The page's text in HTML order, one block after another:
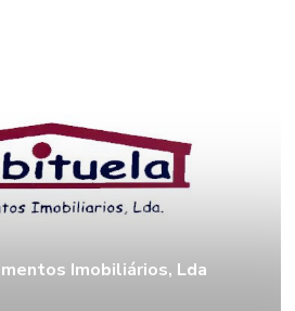
Imobiliários, Lda